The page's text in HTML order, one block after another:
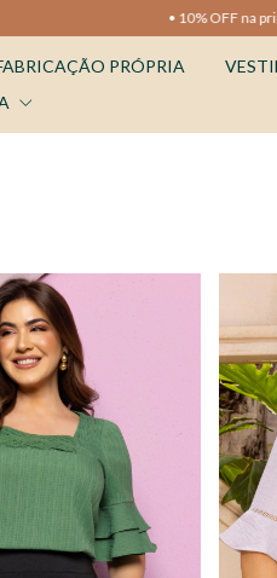
• Frete Grátis nas
PRÓPRIA